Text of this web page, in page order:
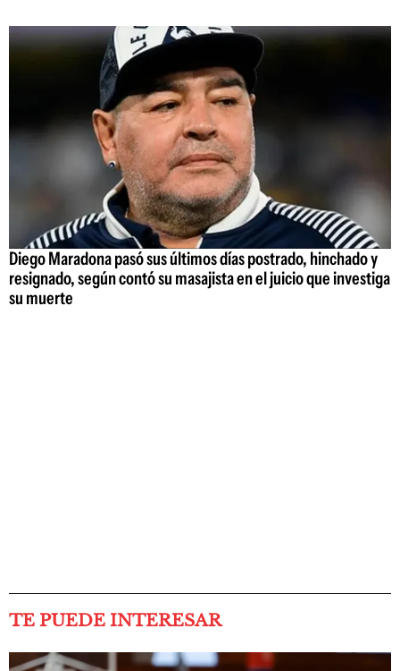
Diego Maradona pasó sus últimos días postrado, hinchado y
resignado, según contó su masajista en el juicio que investiga
su muerte
TE PUEDE INTERESAR